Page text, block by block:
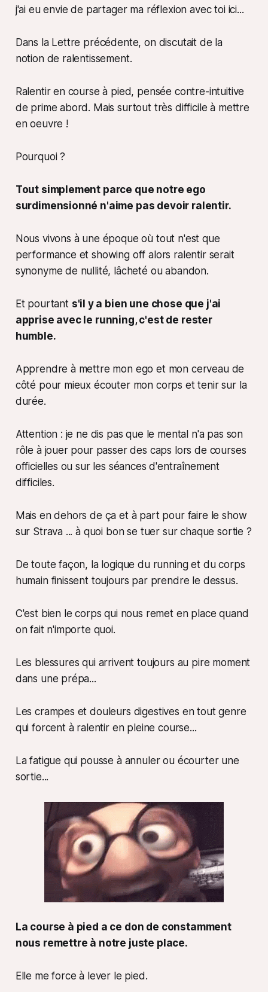
j'ai eu envie de partager ma réflexion avec toi ici...
Dans la Lettre précédente, on discutait de la
notion de ralentissement.
Ralentir en course à pied, pensée contre-intuitive
de prime abord. Mais surtout très difficile à mettre
en oeuvre !
Pourquoi ?
Tout simplement parce que notre ego
surdimensionné n'aime pas devoir ralentir.
Nous vivons à une époque où tout n'est que
performance etshowing off alors ralentir serait
synonyme de nullité, lâcheté ou abandon.
Et pourtant s'il y a bien une chose que j'ai
apprise avec le running, c'est de rester
humble.
Apprendre à mettre mon ego et mon cerveau de
côté pour mieux écouter mon corps et tenir sur la
durée.
Attention : je ne dis pas que le mental n'a pas son
rôle à jouer pour passer des caps lors de courses
officielles ou sur les séances d'entraînement
difficiles.
Mais en dehors de ça et à part pour faire le show
sur Strava ... à quoi bon se tuer sur chaque sortie ?
De toute façon, la logique du running et du corps
humain finissent toujours par prendre le dessus.
C'est bien le corps qui nous remet en place quand
on fait n'importe quoi.
Les blessures qui arrivent toujours au pire moment
dans une prépa...
Les crampes et douleurs digestives en tout genre
qui forcent à ralentir en pleine course...
La fatigue qui pousse à annuler ou écourter une
sortie...
La course à pied a ce don de constamment
nous remettre à notre juste place.
Elle me force à lever le pied.